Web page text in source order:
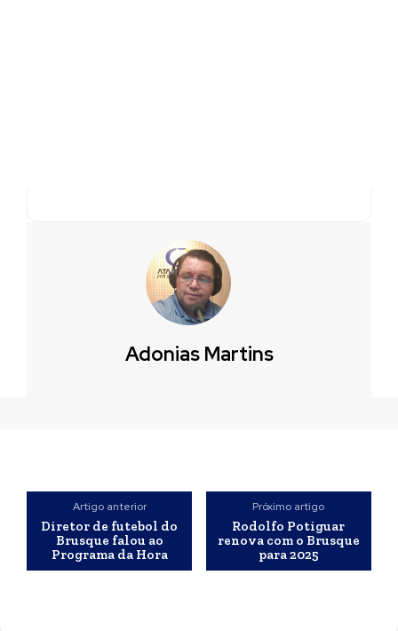
Adonias Martins
Artigo anterior
Diretor de futebol do
Brusque falou ao
Programa da Hora
Próximo artigo
Rodolfo Potiguar
renova com o Brusque
para 2025